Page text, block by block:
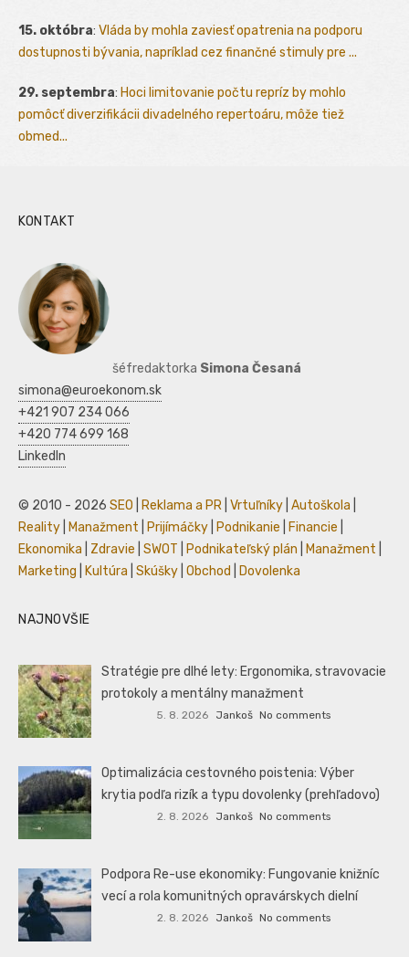
15. októbra: Vláda by mohla zaviesť opatrenia na podporu
dostupnosti bývania, napríklad cez finančné stimuly pre ...
29. septembra: Hoci limitovanie počtu repríz by mohlo
pomôcť diverzifikácii divadelného repertoáru, môže tiež
obmed...
KONTAKT
šéfredaktorka Simona Česaná
simona@euroekonom.sk
+421 907 234 066
+420 774 699 168
LinkedIn
© 2010 - 2026 SEO Reklama a PR Vrtuľníky Autoškola
Reality
Manažment Prijímáčky Podnikanie Financie
Ekonomika
Zdravie SWOT Podnikateľský plán Manažment
Marketing
Kultúra Skúšky Obchod Dovolenka
NAJNOVŠIE
Stratégie pre dlhé lety: Ergonomika, stravovacie
protokoly a mentálny manažment
5. 8. 2026 Jankoš No comments
Optimalizácia cestovného poistenia: Výber
krytia podľa rizík a typu dovolenky (prehľadovo)
2. 8. 2026 Jankoš No comments
Podpora Re-use ekonomiky: Fungovanie knižníc
vecí a rola komunitných opravárskych dielní
2. 8. 2026 Jankoš No comments